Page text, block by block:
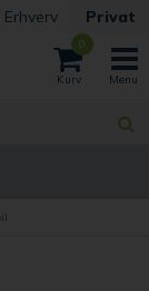
Erhverv Privat
0